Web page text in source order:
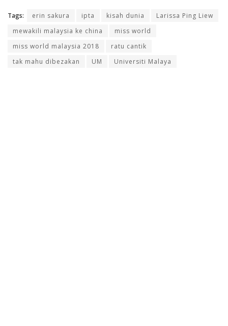
Tags: erin sakura ipta kisah dunia
Larissa Ping Liew
mewakili malaysia ke china
miss world
miss world malaysia 2018
ratu cantik
tak mahu dibezakan
UM Universiti Malaya